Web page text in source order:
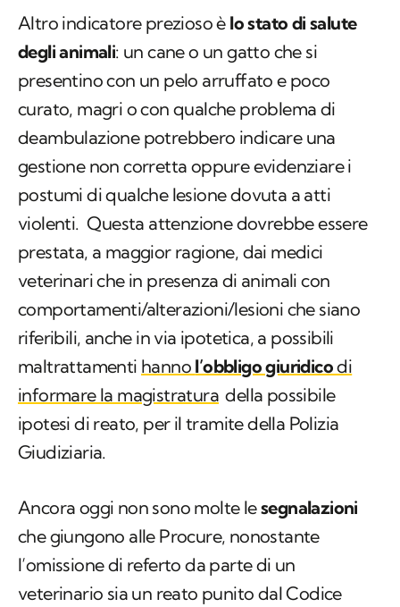
Altro indicatore prezioso è lo stato di salute
degli animali: un cane o un gatto che si
presentino con un pelo arruffato e poco
curato, magri o con qualche problema di
deambulazione potrebbero indicare una
gestione non corretta oppure evidenziare i
postumi di qualche lesione dovuta a atti
violenti. Questa attenzione dovrebbe essere
prestata, a maggior ragione, dai medici
veterinari che in presenza di animali con
comportamenti/alterazioni/lesioni che siano
riferibili, anche in via ipotetica, a possibili
maltrattamenti hanno l’obbligo giuridicodi
informare la magistratura della possibile
ipotesi di reato, per il tramite della Polizia
Giudiziaria.
Ancora oggi non sono molte lesegnalazioni
che giungono alle Procure, nonostante
l’omissione di referto da parte di un
veterinario sia un reato punito dal Codice